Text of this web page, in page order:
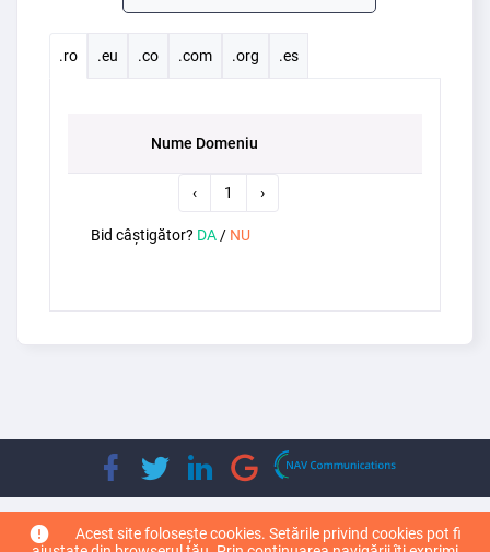
Acest site folosește cookies. Setările privind cookies pot fi
.ro .eu .co .com .org .es
Nume Domeniu
‹ 1 ›
Bid câștigător? DA/ NU
Copyright © 2026 Top Leader Domain . Toate drepturile rezervate.